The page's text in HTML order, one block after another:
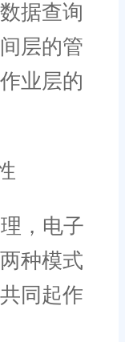
据查询
层的管
业层的
，电子
种模式
同起作